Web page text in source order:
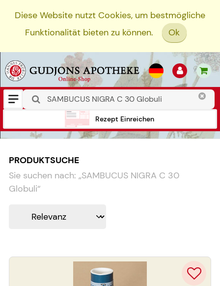
Diese Website nutzt Cookies, um bestmögliche
Funktionalität bieten zu können.
Ok
Rezept Einreichen
PRODUKTSUCHE
Sie suchen nach: „SAMBUCUS NIGRA C 30
Globuli“